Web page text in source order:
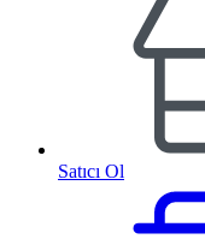
Satıcı Ol